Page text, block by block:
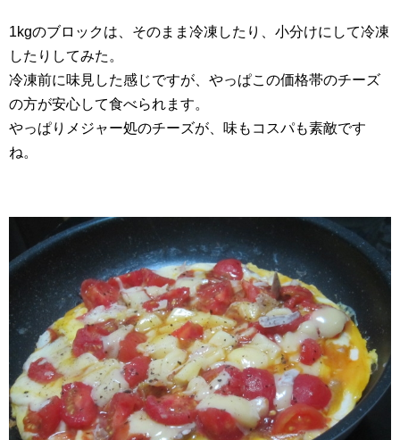
1kgのブロックは、そのまま冷凍したり、小分けにして冷凍
したりしてみた。
冷凍前に味見した感じですが、やっぱこの価格帯のチーズ
の方が安心して食べられます。
やっぱりメジャー処のチーズが、味もコスパも素敵です
ね。